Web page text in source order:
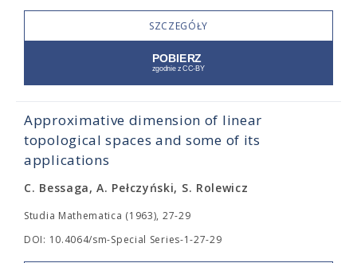
SZCZEGÓŁY
Approximative dimension of linear
topological spaces and some of its
applications
C. Bessaga, A. Pełczyński, S. Rolewicz
Studia Mathematica (1963), 27-29
DOI: 10.4064/sm-Special Series-1-27-29